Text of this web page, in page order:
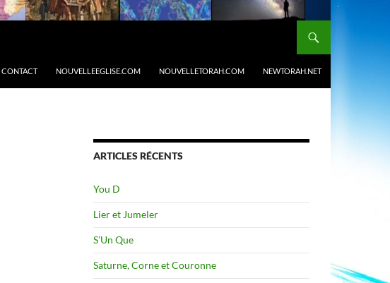
CONTACT NOUVELLEEGLISE.COM NOUVELLETORAH.COM NEWTORAH.NET
ARTICLES RÉCENTS
You D
Lier et Jumeler
S’Un Que
Saturne, Corne et Couronne